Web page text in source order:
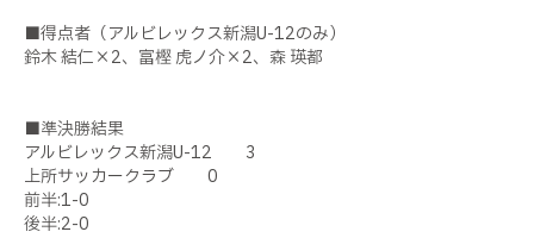
■得点者（アルビレックス新潟U-12のみ）
鈴木 結仁×2、富樫 虎ノ介×2、森 瑛都
■準決勝結果
アルビレックス新潟U-12 3
上所サッカークラブ 0
前半:1-0
後半:2-0